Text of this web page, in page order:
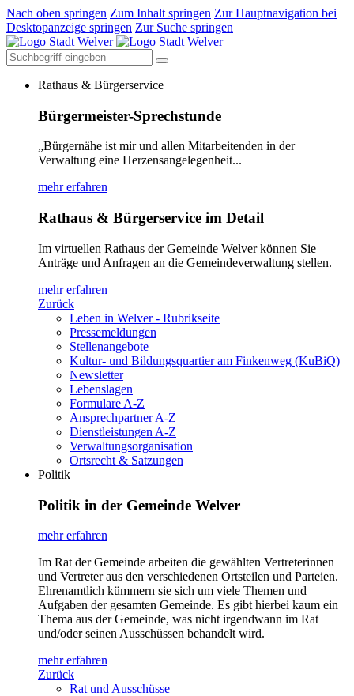
Nach oben springen Zum Inhalt springen Zur Hauptnavigation bei
Desktopanzeige springen Zur Suche springen
Rathaus & Bürgerservice
Bürgermeister-Sprechstunde
„Bürgernähe ist mir und allen Mitarbeitenden in der
Verwaltung eine Herzensangelegenheit...
mehr erfahren
Rathaus & Bürgerservice im Detail
Im virtuellen Rathaus der Gemeinde Welver können Sie
Anträge und Anfragen an die Gemeindeverwaltung stellen.
mehr erfahren
Zurück
Leben in Welver - Rubrikseite
Pressemeldungen
Stellenangebote
Kultur- und Bildungsquartier am Finkenweg (KuBiQ)
Newsletter
Lebenslagen
Formulare A-Z
Ansprechpartner A-Z
Dienstleistungen A-Z
Verwaltungsorganisation
Ortsrecht & Satzungen
Politik
Politik in der Gemeinde Welver
mehr erfahren
Im Rat der Gemeinde arbeiten die gewählten Vertreterinnen
und Vertreter aus den verschiedenen Ortsteilen und Parteien.
Ehrenamtlich kümmern sie sich um viele Themen und
Aufgaben der gesamten Gemeinde. Es gibt hierbei kaum ein
Thema aus der Gemeinde, was nicht irgendwann im Rat
und/oder seinen Ausschüssen behandelt wird.
mehr erfahren
Zurück
Rat und Ausschüsse